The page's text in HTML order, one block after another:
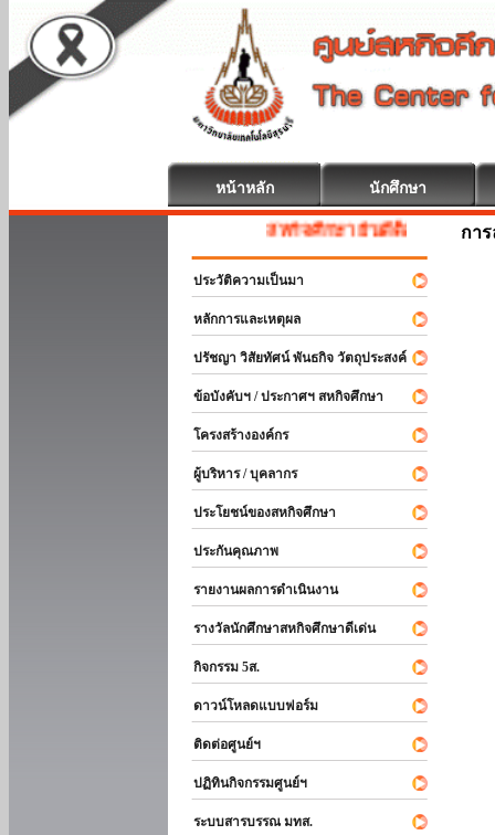
หน้าหลัก นักศึกษา
สหกิจศึกษา ยินดีต้อนรับ
ประวัติความเป็นมา
หลักการและเหตุผล
ปรัชญา วิสัยทัศน์ พันธกิจ วัตถุประสงค์
ข้อบังคับฯ / ประกาศฯ สหกิจศึกษา
โครงสร้างองค์กร
ผู้บริหาร / บุคลากร
ประโยชน์ของสหกิจศึกษา
ประกันคุณภาพ
รายงานผลการดำเนินงาน
รางวัลนักศึกษาสหกิจศึกษาดีเด่น
กิจกรรม 5ส.
ดาวน์โหลดแบบฟอร์ม
ติดต่อศูนย์ฯ
ปฏิทินกิจกรรมศูนย์ฯ
ระบบสารบรรณ มทส.
กา